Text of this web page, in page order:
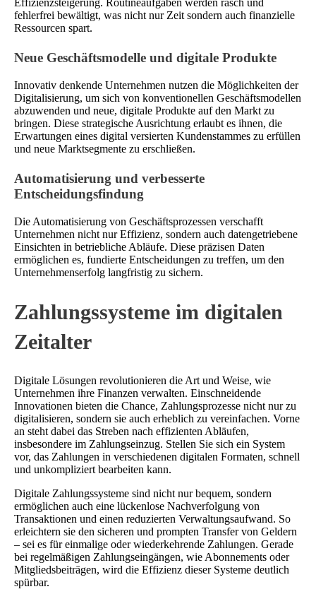
Effizienzsteigerung. Routineaufgaben werden rasch und
fehlerfrei bewältigt, was nicht nur Zeit sondern auch finanzielle
Ressourcen spart.
Neue Geschäftsmodelle und digitale Produkte
Innovativ denkende Unternehmen nutzen die Möglichkeiten der
Digitalisierung, um sich von konventionellen Geschäftsmodellen
abzuwenden und neue, digitale Produkte auf den Markt zu
bringen. Diese strategische Ausrichtung erlaubt es ihnen, die
Erwartungen eines digital versierten Kundenstammes zu erfüllen
und neue Marktsegmente zu erschließen.
Automatisierung und verbesserte
Entscheidungsfindung
Die Automatisierung von Geschäftsprozessen verschafft
Unternehmen nicht nur Effizienz, sondern auch datengetriebene
Einsichten in betriebliche Abläufe. Diese präzisen Daten
ermöglichen es, fundierte Entscheidungen zu treffen, um den
Unternehmenserfolg langfristig zu sichern.
Zahlungssysteme im digitalen
Zeitalter
Digitale Lösungen revolutionieren die Art und Weise, wie
Unternehmen ihre Finanzen verwalten. Einschneidende
Innovationen bieten die Chance, Zahlungsprozesse nicht nur zu
digitalisieren, sondern sie auch erheblich zu vereinfachen. Vorne
an steht dabei das Streben nach effizienten Abläufen,
insbesondere im Zahlungseinzug. Stellen Sie sich ein System
vor, das Zahlungen in verschiedenen digitalen Formaten, schnell
und unkompliziert bearbeiten kann.
Digitale Zahlungssysteme sind nicht nur bequem, sondern
ermöglichen auch eine lückenlose Nachverfolgung von
Transaktionen und einen reduzierten Verwaltungsaufwand. So
erleichtern sie den sicheren und prompten Transfer von Geldern
– sei es für einmalige oder wiederkehrende Zahlungen. Gerade
bei regelmäßigen Zahlungseingängen, wie Abonnements oder
Mitgliedsbeiträgen, wird die Effizienz dieser Systeme deutlich
spürbar.